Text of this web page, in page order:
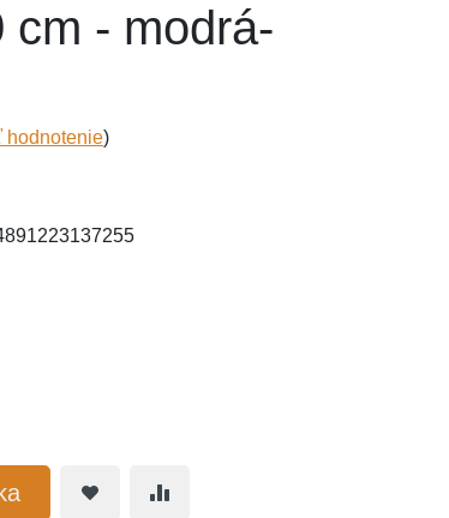
cm - modrá-
hodnotenie)